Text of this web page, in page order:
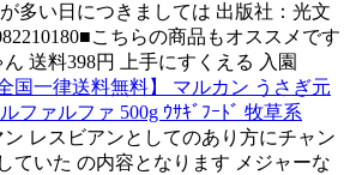
多い日につきましては 出版社：光文
こちらの商品もオススメです
送料398円 上手にすくえる 入園
国一律送料無料】 マルカン うさぎ元
ファルファ 500g ｳｻｷﾞﾌｰﾄﾞ 牧草系
レスビアンとしてのあり方にチャン
ていた の内容となります メジャーな